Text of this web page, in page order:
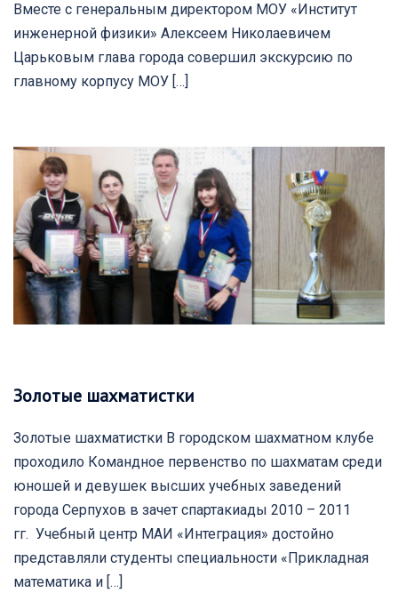
Вместе с генеральным директором МОУ «Институт
инженерной физики» Алексеем Николаевичем
Царьковым глава города совершил экскурсию по
главному корпусу МОУ […]
Золотые шахматистки
Золотые шахматистки В городском шахматном клубе
проходило Командное первенство по шахматам среди
юношей и девушек высших учебных заведений
города Серпухов в зачет спартакиады 2010 – 2011
гг. Учебный центр МАИ «Интеграция» достойно
представляли студенты специальности «Прикладная
математика и […]